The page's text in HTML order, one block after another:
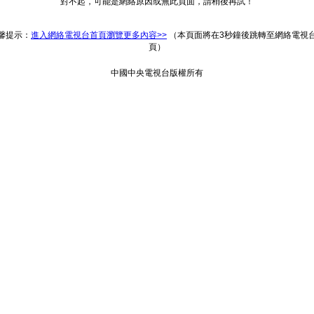
提示： 進入網絡電視台首頁瀏覽更多內容>> （本頁面將在3秒鐘後跳轉至網絡電視
頁）
中國中央電視台版權所有